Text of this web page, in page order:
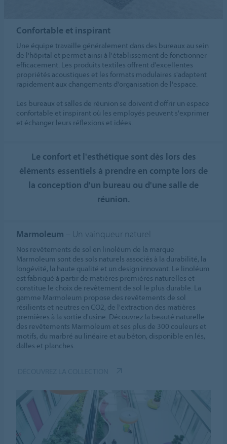
Confortable et inspirant
Une équipe travaille généralement dans des bureaux au sein
de l'hôpital et permet ainsi à l'établissement de fonctionner
efficacement. Les produits textiles offrent d'excellentes
propriétés acoustiques et les formats modulaires s'adaptent
rapidement aux changements d'organisation de l'espace.
Les bureaux et salles de réunion se doivent d'offrir un espace
confortable et inspirant où les employés peuvent s'exprimer
et échanger leurs réflexions et idées.
Le confort et l'esthétique sont dès lors des
éléments essentiels à prendre en compte lors de
la conception d'un bureau ou d'une salle de
réunion.
Marmoleum – Un vainqueur naturel
Nos revêtements de sol en linoléum de la marque
Marmoleum sont des sols naturels associés à la durabilité, la
longévité, la haute qualité et un design innovant. Le linoléum
est fabriqué à partir de matières premières naturelles et
constitue le choix de revêtement de sol le plus durable. La
gamme Marmoleum propose des revêtements de sol
résilients et neutres en CO2, de l'extraction des matières
premières à la sortie d'usine. Découvrez la beauté naturelle
des revêtements Marmoleum et ses plus de 300 couleurs et
motifs, du marbré au linéaire et au béton, disponible en lés,
dalles et planches.